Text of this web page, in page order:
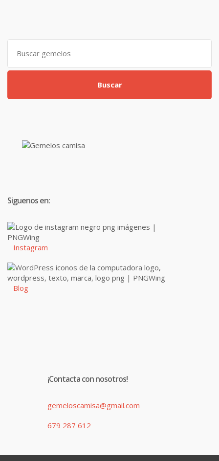
Search
for:
Buscar
Siguenos en:
Instagram
Blog
¡Contacta con nosotros!
gemeloscamisa@gmail.com
679 287 612